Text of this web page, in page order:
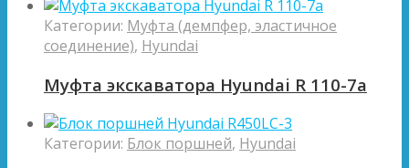
Категории: Муфта (демпфер, эластичное
соединение), Hyundai
Муфта экскаватора Hyundai R 110-7a
Категории: Блок поршней, Hyundai